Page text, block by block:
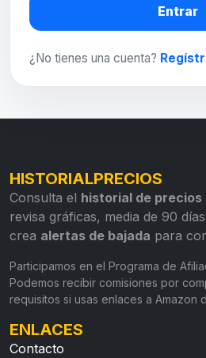
Entrar
¿No tienes una cuenta?
HISTORIALPRECIOS
Consulta el historial de precios
revisa gráficas, media de 90
crea alertas de bajada para
Participamos en el Programa de
Podemos recibir comisiones por
requisitos si usas enlaces a Amazon
ENLACES
Contacto